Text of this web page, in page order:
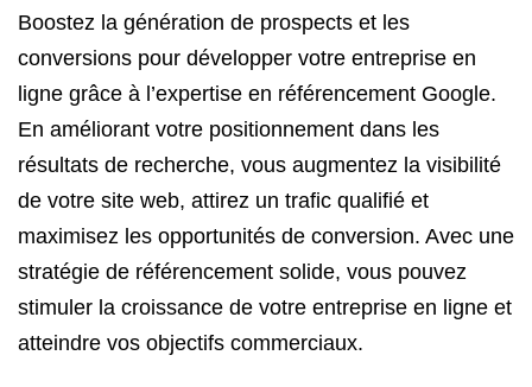
Boostez la génération de prospects et les
conversions pour développer votre entreprise en
ligne grâce à l’expertise en référencement Google.
En améliorant votre positionnement dans les
résultats de recherche, vous augmentez la visibilité
de votre site web, attirez un trafic qualifié et
maximisez les opportunités de conversion. Avec une
stratégie de référencement solide, vous pouvez
stimuler la croissance de votre entreprise en ligne et
atteindre vos objectifs commerciaux.